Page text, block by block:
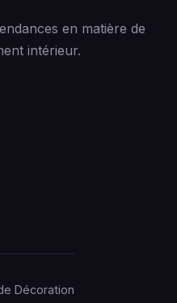
en matière de
intérieur.
Décoration